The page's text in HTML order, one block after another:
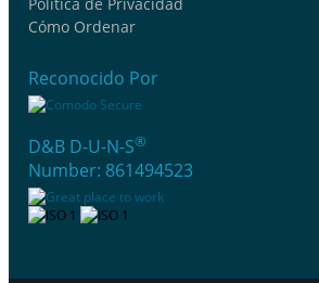
Cómo Ordenar
Reconocido Por
D&B D-U-N-S®
Number: 861494523